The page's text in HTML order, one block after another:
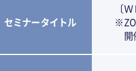
セミナータイトル
〔
開